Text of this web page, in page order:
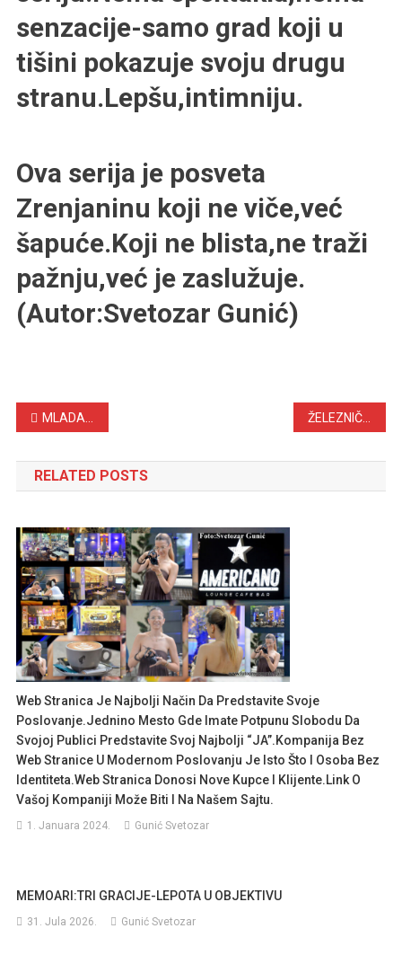
senzacije-samo grad koji u
tišini pokazuje svoju drugu
stranu.Lepšu,intimniju.
Ova serija je posveta
Zrenjaninu koji ne viče,već
šapuće.Koji ne blista,ne traži
pažnju,već je zaslužuje.
(Autor:Svetozar Gunić)
Navigacija
članaka
MLADA ROK GRUPA OSVEŽENJE U SIVILU GRADA ZRENJANINA
RELATED POSTS
Web Stranica Je Najbolji Način Da Predstavite Svoje
Poslovanje.Jednino Mesto Gde Imate Potpunu Slobodu Da
Svojoj Publici Predstavite Svoj Najbolji “JA”.Kompanija Bez
Web Stranice U Modernom Poslovanju Je Isto Što I Osoba Bez
Identiteta.Web Stranica Donosi Nove Kupce I Klijente.Link O
Vašoj Kompaniji Može Biti I Na Našem Sajtu.
1. Januara 2024. Gunić Svetozar
MEMOARI:TRI GRACIJE-LEPOTA U OBJEKTIVU
31. Jula 2026. Gunić Svetozar